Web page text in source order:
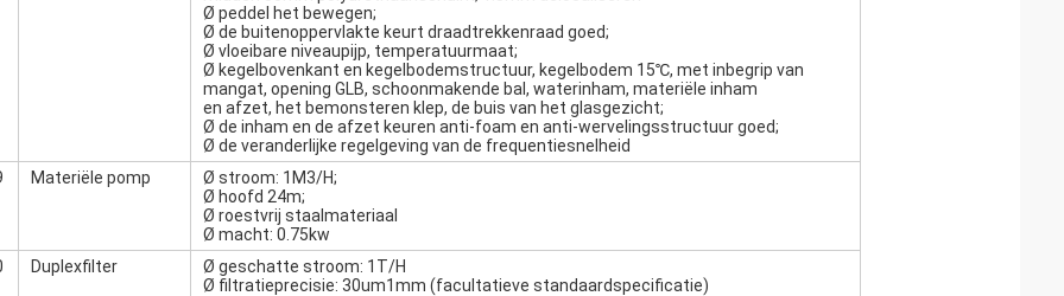
Ø peddel het bewegen;
Ø de buitenoppervlakte keurt draadtrekkenraad goed;
Ø vloeibare niveaupijp, temperatuurmaat;
Ø kegelbovenkant en kegelbodemstructuur, kegelbodem 15℃, met inbegrip van
mangat, opening GLB, schoonmakende bal, waterinham, materiële inham
en afzet, het bemonsteren klep, de buis van het glasgezicht;
Ø de inham en de afzet keuren anti-foam en anti-wervelingsstructuur goed;
Ø de veranderlijke regelgeving van de frequentiesnelheid
Materiële pomp
Ø stroom: 1M3/H;
Ø hoofd 24m;
Ø roestvrij staalmateriaal
Ø macht: 0.75kw
Duplexfilter
Ø geschatte stroom: 1T/H
Ø filtratieprecisie: 30um1mm (facultatieve standaardspecificatie)